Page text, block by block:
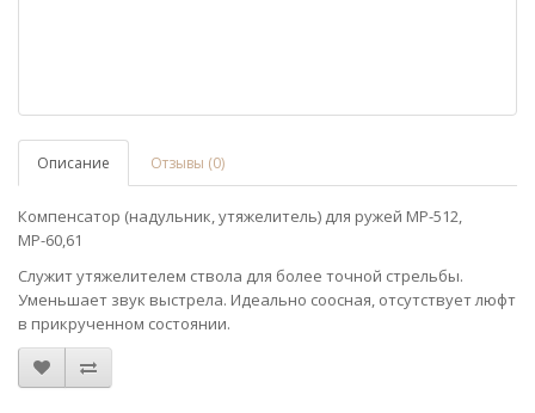
Описание Отзывы (0)
Компенсатор (надульник, утяжелитель) для ружей МР-512,
МР-60,61
Служит утяжелителем ствола для более точной стрельбы.
Уменьшает звук выстрела. Идеально соосная, отсутствует люфт
в прикрученном состоянии.